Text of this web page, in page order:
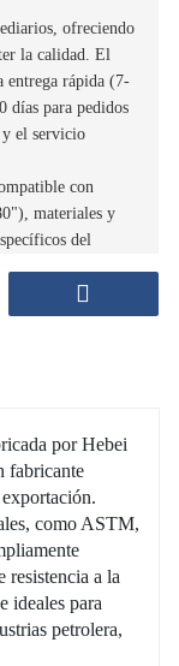
ofreciendo
la calidad. El
entrega rápida (7-
días para pedidos
y el servicio
con
materiales y
del
marina, HVAC
de tuberías
de
REACH). La baja
cumplen
ayudando a
sostenible.
por Hebei
fabricante
como ASTM,
resistencia a la
ideales para
petrolera,